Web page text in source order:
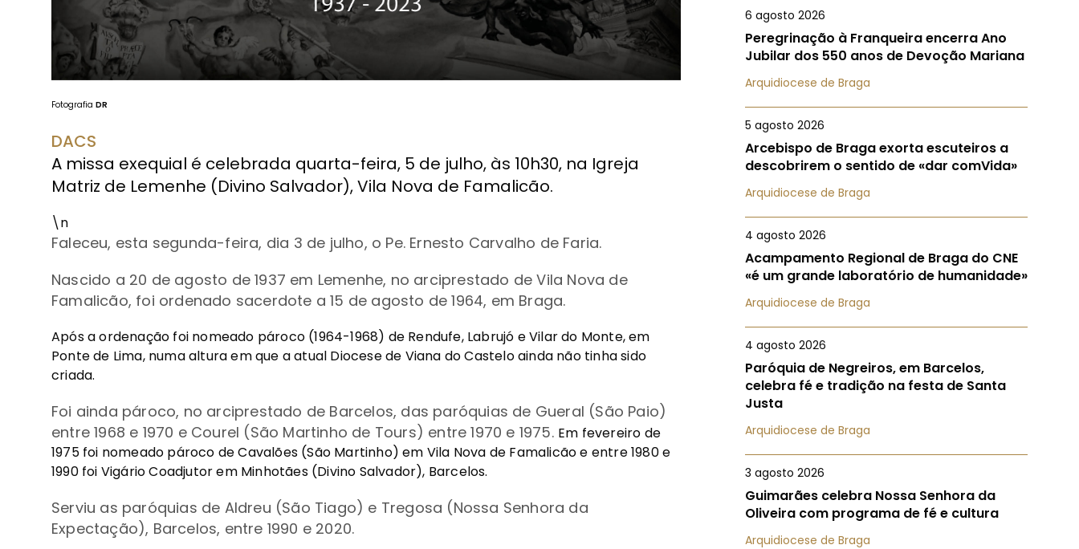
Fotografia DR
DACS
A missa exequial é celebrada quarta-feira, 5 de julho, às 10h30, na Igreja
Matriz de Lemenhe (Divino Salvador), Vila Nova de Famalicão.
\n
Faleceu, esta segunda-feira, dia 3 de julho, o Pe. Ernesto Carvalho de Faria.
Nascido a 20 de agosto de 1937 em Lemenhe, no arciprestado de Vila Nova de
Famalicão, foi ordenado sacerdote a 15 de agosto de 1964, em Braga.
Após a ordenação foi nomeado pároco (1964-1968) de Rendufe, Labrujó e Vilar do Monte, em
Ponte de Lima, numa altura em que a atual Diocese de Viana do Castelo ainda não tinha sido
criada.
Foi ainda pároco, no arciprestado de Barcelos, das paróquias de Gueral (São Paio)
entre 1968 e 1970 e Courel (São Martinho de Tours) entre 1970 e 1975. Em fevereiro de
1975 foi nomeado pároco de Cavalões (São Martinho) em Vila Nova de Famalicão e entre 1980 e
1990 foi Vigário Coadjutor em Minhotães (Divino Salvador), Barcelos.
Serviu as paróquias de Aldreu (São Tiago) e Tregosa (Nossa Senhora da
Expectação), Barcelos, entre 1990 e 2020.
6 agosto 2026
Peregrinação à Franqueira encerra Ano
Jubilar dos 550 anos de Devoção Mariana
Arquidiocese de Braga
5 agosto 2026
Arcebispo de Braga exorta escuteiros a
descobrirem o sentido de «dar comVida»
Arquidiocese de Braga
4 agosto 2026
Acampamento Regional de Braga do CNE
«é um grande laboratório de humanidade»
Arquidiocese de Braga
4 agosto 2026
Paróquia de Negreiros, em Barcelos,
celebra fé e tradição na festa de Santa
Justa
Arquidiocese de Braga
3 agosto 2026
Guimarães celebra Nossa Senhora da
Oliveira com programa de fé e cultura
Arquidiocese de Braga